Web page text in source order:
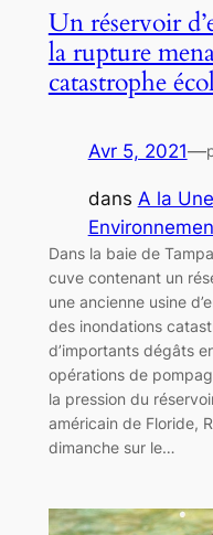
Un réservoir
la rupture
catastrophe
Avr 5, 2021—
dans A la Une
Dans la baie de
cuve contenant un
une ancienne usine
des inondations
d’importants dégâts
opérations de
la pression du
américain de Floride,
dimanche sur le…